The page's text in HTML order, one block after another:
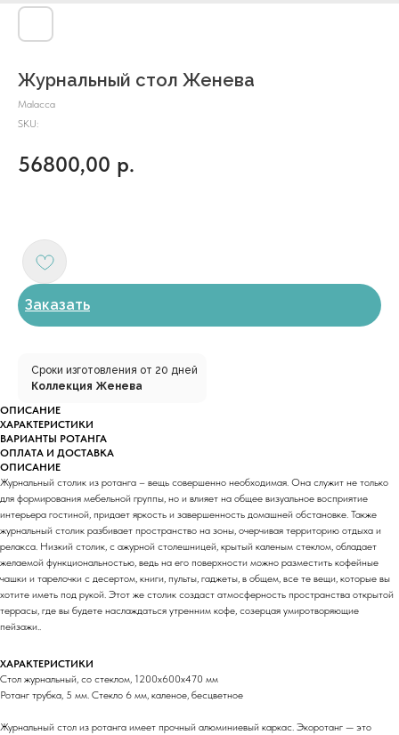
Журнальный стол Женева
Malacca
SKU:
56800,00 р.
Заказать
Сроки изготовления от 20 дней
Коллекция Женева
ОПИСАНИЕ
ХАРАКТЕРИСТИКИ
ВАРИАНТЫ РОТАНГА
ОПЛАТА И ДОСТАВКА
ОПИСАНИЕ
Журнальный столик из ротанга – вещь совершенно необходимая. Она служит не только
для формирования мебельной группы, но и влияет на общее визуальное восприятие
интерьера гостиной, придает яркость и завершенность домашней обстановке. Также
журнальный столик разбивает пространство на зоны, очерчивая территорию отдыха и
релакса. Низкий столик, с ажурной столешницей, крытый каленым стеклом, обладает
желаемой функциональностью, ведь на его поверхности можно разместить кофейные
чашки и тарелочки с десертом, книги, пульты, гаджеты, в общем, все те вещи, которые вы
хотите иметь под рукой. Этот же столик создаст атмосферность пространства открытой
террасы, где вы будете наслаждаться утренним кофе, созерцая умиротворяющие
пейзажи..
ХАРАКТЕРИСТИКИ
Стол журнальный, со стеклом, 1200х600х470 мм
Ротанг трубка, 5 мм. Стекло 6 мм, каленое, бесцветное
Журнальный стол из ротанга имеет прочный алюминиевый каркас. Экоротанг — это